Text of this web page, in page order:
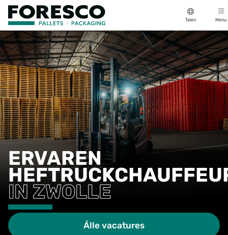
Talen Menu
ERVAREN
IN ZWOLLE
Álle vacatures